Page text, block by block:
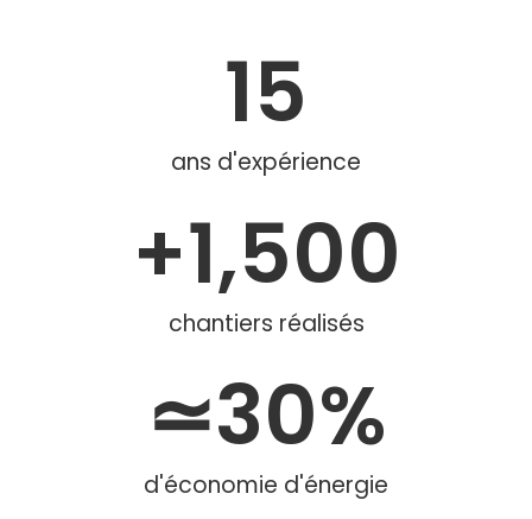
ans d'expérience
15
chantiers réalisés
+1,500
d'économie d'énergie
≃30%